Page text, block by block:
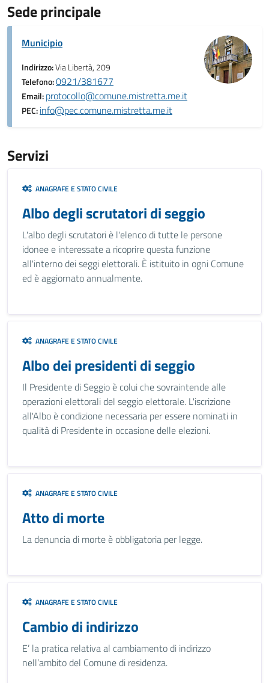
Sede principale
Municipio
Indirizzo:Via Libertà, 209
Telefono:0921/381677
Email:protocollo@comune.mistretta.me.it
PEC:info@pec.comune.mistretta.me.it
Servizi
ANAGRAFE E STATO CIVILE
Albo degli scrutatori di seggio
L'albo degli scrutatori è l'elenco di tutte le persone
idonee e interessate a ricoprire questa funzione
all'interno dei seggi elettorali. È istituito in ogni Comune
ed è aggiornato annualmente.
ANAGRAFE E STATO CIVILE
Albo dei presidenti di seggio
Il Presidente di Seggio è colui che sovraintende alle
operazioni elettorali del seggio elettorale. L'iscrizione
all'Albo è condizione necessaria per essere nominati in
qualità di Presidente in occasione delle elezioni.
ANAGRAFE E STATO CIVILE
Atto di morte
La denuncia di morte è obbligatoria per legge.
ANAGRAFE E STATO CIVILE
Cambio di indirizzo
E’ la pratica relativa al cambiamento di indirizzo
nell’ambito del Comune di residenza.